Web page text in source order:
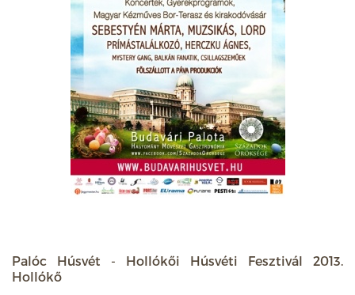
Palóc Húsvét - Hollókői Húsvéti Fesztivál 2013.
Hollókő